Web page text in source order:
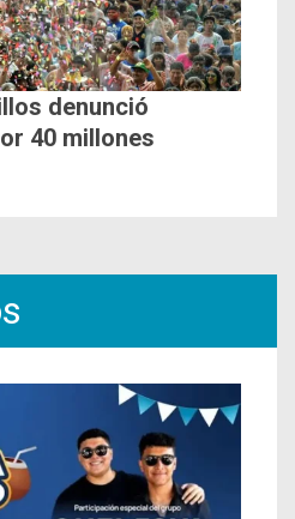
denunció
40 millones